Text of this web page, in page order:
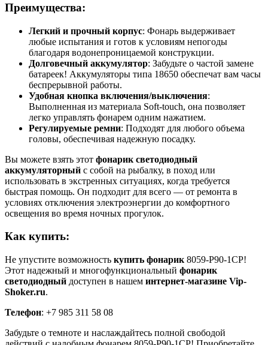
Преимущества:
Легкий и прочный корпус: Фонарь выдерживает
любые испытания и готов к условиям непогоды
благодаря водонепроницаемой конструкции.
Долговечный аккумулятор: Забудьте о частой замене
батареек! Аккумуляторы типа 18650 обеспечат вам часы
беспрерывной работы.
Удобная кнопка включения/выключения:
Выполненная из материала Soft-touch, она позволяет
легко управлять фонарем одним нажатием.
Регулируемые ремни: Подходят для любого объема
головы, обеспечивая надежную посадку.
Вы можете взять этот фонарик светодиодный
аккумуляторный с собой на рыбалку, в поход или
использовать в экстренных ситуациях, когда требуется
быстрая помощь. Он подходит для всего — от ремонта в
условиях отключения электроэнергии до комфортного
освещения во время ночных прогулок.
Как купить:
Не упустите возможность купить фонарик 8059-P90-1CP!
Этот надежный и многофункциональный фонарик
светодиодный доступен в нашем интернет-магазине Vip-
Shoker.ru.
Телефон: +7 985 311 58 08
Забудьте о темноте и наслаждайтесь полной свободой